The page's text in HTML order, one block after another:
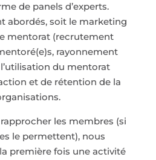
de panels d’experts.
abordés, soit le marketing
mentorat (recrutement
rayonnement
du mentorat
et de rétention de la
les membres (si
le permettent), nous
première fois une activité